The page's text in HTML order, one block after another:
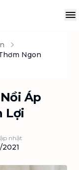
Ngon
Áp
Lợi
nhật